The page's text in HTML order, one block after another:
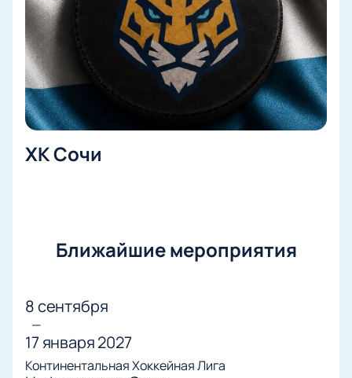
ХК Сочи
Ближайшие мероприятия
8 сентября
—
17 января 2027
Континентальная Хоккейная Лига